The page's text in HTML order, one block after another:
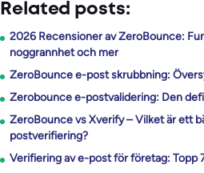
Related posts:
2026 Recensioner av ZeroBounce:
noggrannhet och mer
ZeroBounce e-post skrubbning:
Zerobounce e-postvalidering: Den
ZeroBounce vs Xverify – Vilket är ett
postverifiering?
Verifiering av e-post för företag: Topp